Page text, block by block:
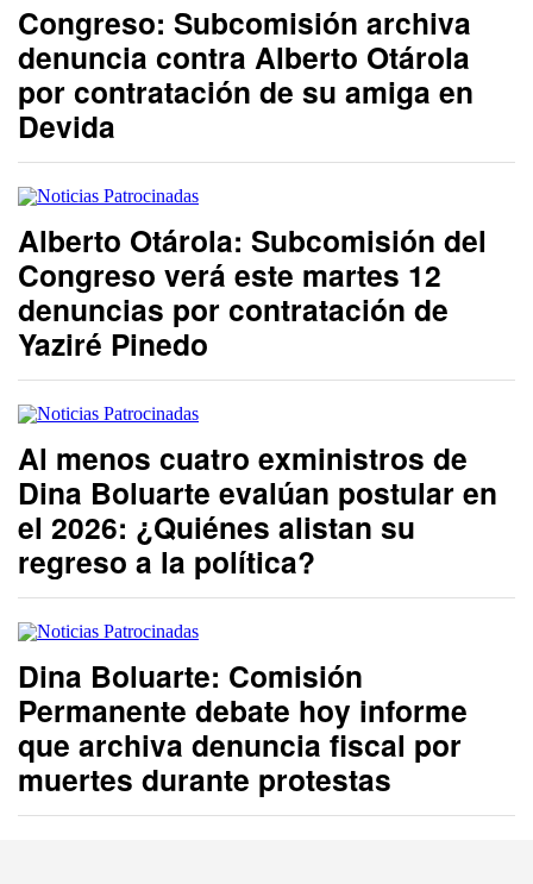
Congreso: Subcomisión archiva
denuncia contra Alberto Otárola
por contratación de su amiga en
Devida
Alberto Otárola: Subcomisión del
Congreso verá este martes 12
denuncias por contratación de
Yaziré Pinedo
Al menos cuatro exministros de
Dina Boluarte evalúan postular en
el 2026: ¿Quiénes alistan su
regreso a la política?
Dina Boluarte: Comisión
Permanente debate hoy informe
que archiva denuncia fiscal por
muertes durante protestas